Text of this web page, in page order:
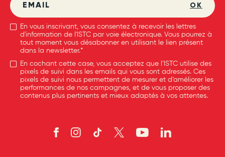
OK
En vous inscrivant, vous consentez à recevoir les lettres
d'information de l'ISTC par voie électronique. Vous pourrez à
tout moment vous désabonner en utilisant le lien présent
dans la newsletter.*
En cochant cette case, vous acceptez que l’ISTC utilise des
pixels de suivi dans les emails qui vous sont adressés. Ces
pixels de suivi nous permettent de mesurer et d’améliorer les
performances de nos campagnes, et de vous proposer des
contenus plus pertinents et mieux adaptés à vos attentes.